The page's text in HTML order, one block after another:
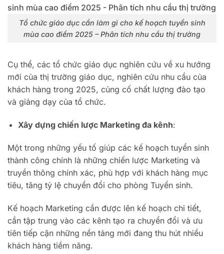
Tổ chức giáo dục cần làm gì cho kế hoạch tuyển sinh
mùa cao điểm 2025 – Phân tích nhu cầu thị trường
Cụ thể, các tổ chức giáo dục nghiên cứu về xu hướng
mới của thị trường giáo dục, nghiên cứu nhu cầu của
khách hàng trong 2025, củng cố chất lượng đào tạo
và giảng dạy của tổ chức.
Xây dựng chiến lược Marketing đa kênh:
Một trong những yếu tố giúp các kế hoạch tuyển sinh
thành công chính là những chiến lược Marketing và
truyền thông chính xác, phù hợp với khách hàng mục
tiêu, tăng tỷ lệ chuyển đổi cho phòng Tuyển sinh.
Kế hoạch Marketing cần được lên kế hoạch chi tiết,
cần tập trung vào các kênh tạo ra chuyển đổi và ưu
tiên tiếp cận những nền tảng mới đang thu hút nhiều
khách hàng tiềm năng.